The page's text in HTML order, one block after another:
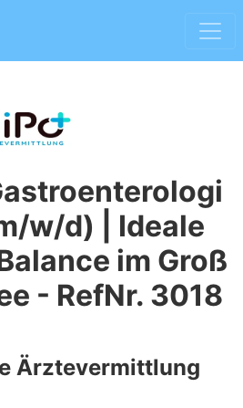
w/d) | Ideale
im Groß
- RefNr. 3018
Ärztevermittlung